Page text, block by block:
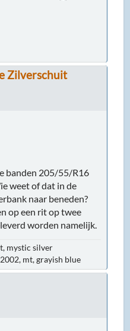
Zilverschuit
banden 205/55/R16
weet of dat in de
naar beneden?
op een rit op twee
worden namelijk.
mystic silver
mt, grayish blue